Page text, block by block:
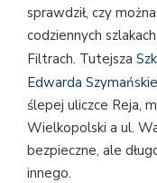
sprawdził, czy
codziennych
Filtrach. Tutejsza
Edwarda
ślepej uliczce Reja,
Wielkopolski a ul.
bezpieczne, ale
innego.